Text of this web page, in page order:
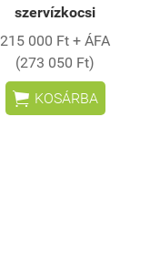
szervízkocsi
215 000 Ft + ÁFA
(273 050 Ft)
 KOSÁRBA